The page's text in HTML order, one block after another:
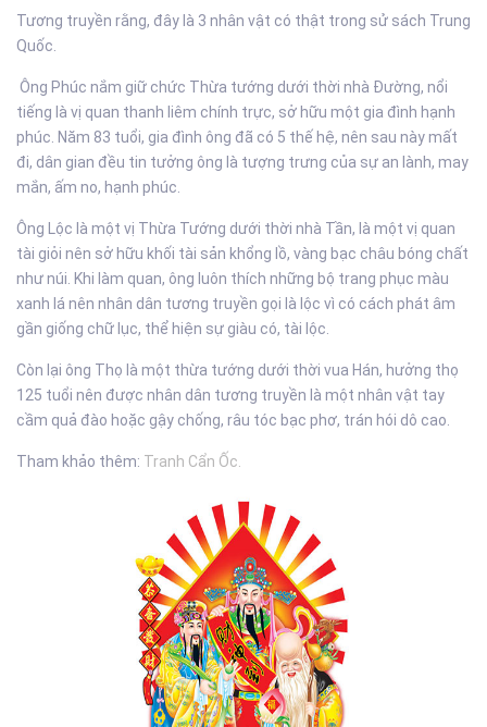
Tương truyền rằng, đây là 3 nhân vật có thật trong sử sách Trung
Quốc.
Ông Phúc nắm giữ chức Thừa tướng dưới thời nhà Đường, nổi
tiếng là vị quan thanh liêm chính trực, sở hữu một gia đình hạnh
phúc. Năm 83 tuổi, gia đình ông đã có 5 thế hệ, nên sau này mất
đi, dân gian đều tin tưởng ông là tượng trưng của sự an lành, may
mắn, ấm no, hạnh phúc.
Ông Lộc là một vị Thừa Tướng dưới thời nhà Tần, là một vị quan
tài giỏi nên sở hữu khối tài sản khổng lồ, vàng bạc châu bóng chất
như núi. Khi làm quan, ông luôn thích những bộ trang phục màu
xanh lá nên nhân dân tương truyền gọi là lộc vì có cách phát âm
gần giống chữ lục, thể hiện sự giàu có, tài lộc.
Còn lại ông Thọ là một thừa tướng dưới thời vua Hán, hưởng thọ
125 tuổi nên được nhân dân tương truyền là một nhân vật tay
cầm quả đào hoặc gậy chống, râu tóc bạc phơ, trán hói dô cao.
Tham khảo thêm: Tranh Cẩn Ốc.